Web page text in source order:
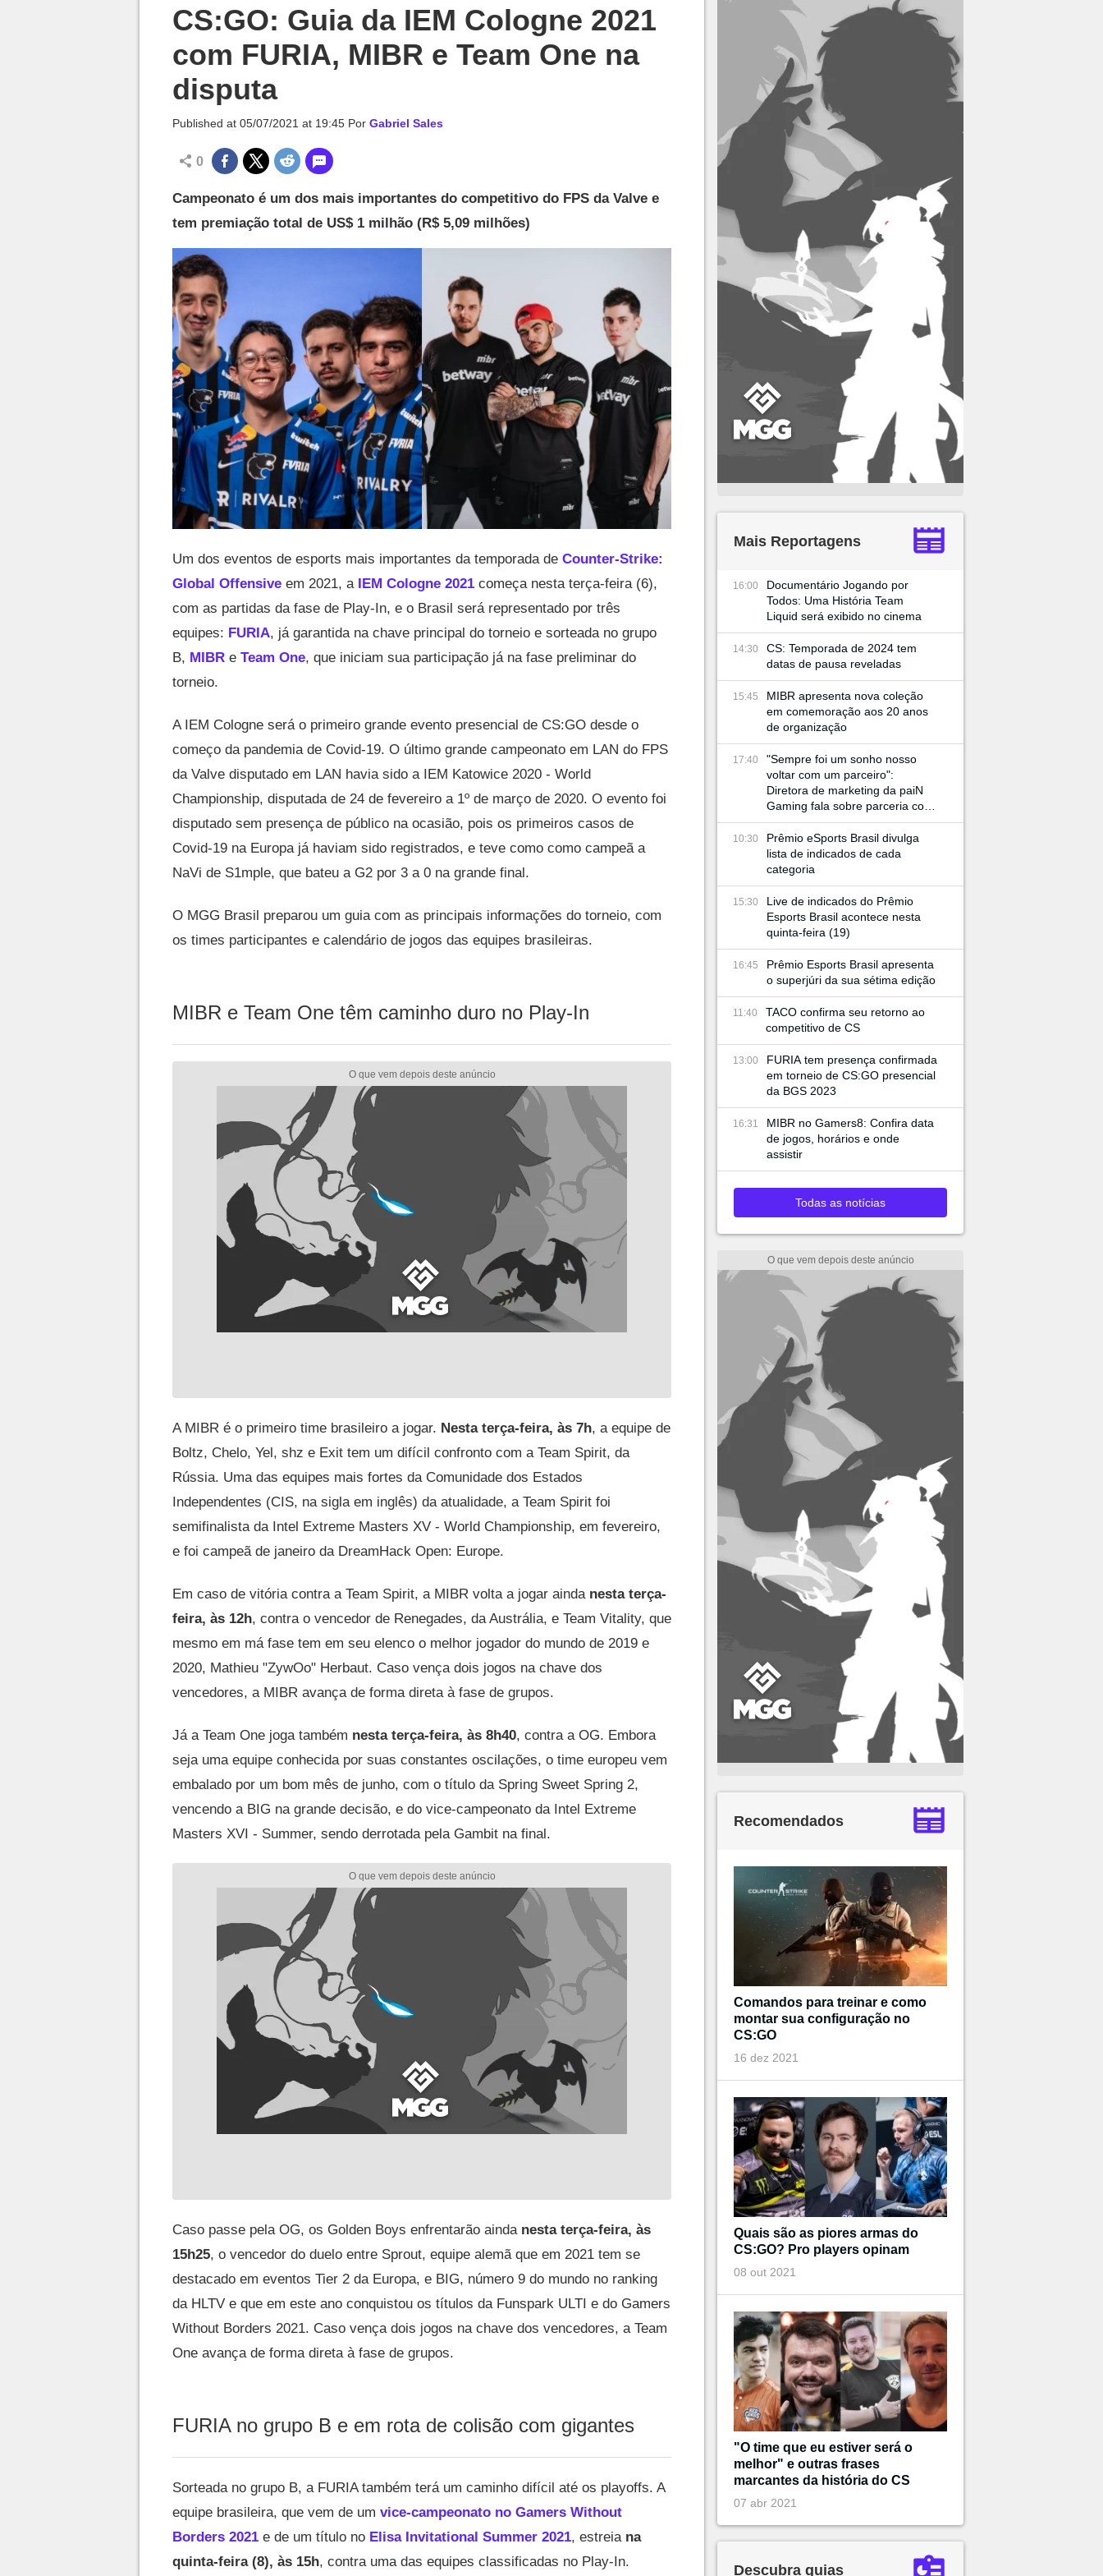
CS:GO: Guia da IEM Cologne 2021
com FURIA, MIBR e Team One na
disputa
Published at 05/07/2021 at 19:45 Por Gabriel Sales
0
Campeonato é um dos mais importantes do competitivo do FPS da Valve e
tem premiação total de US$ 1 milhão (R$ 5,09 milhões)
Um dos eventos de esports mais importantes da temporada de Counter-Strike:
Global Offensive em 2021, a IEM Cologne 2021 começa nesta terça-feira (6),
com as partidas da fase de Play-In, e o Brasil será representado por três
equipes: FURIA, já garantida na chave principal do torneio e sorteada no grupo
B, MIBR e Team One, que iniciam sua participação já na fase preliminar do
torneio.
A IEM Cologne será o primeiro grande evento presencial de CS:GO desde o
começo da pandemia de Covid-19. O último grande campeonato em LAN do FPS
da Valve disputado em LAN havia sido a IEM Katowice 2020 - World
Championship, disputada de 24 de fevereiro a 1º de março de 2020. O evento foi
disputado sem presença de público na ocasião, pois os primeiros casos de
Covid-19 na Europa já haviam sido registrados, e teve como como campeã a
NaVi de S1mple, que bateu a G2 por 3 a 0 na grande final.
O MGG Brasil preparou um guia com as principais informações do torneio, com
os times participantes e calendário de jogos das equipes brasileiras.
MIBR e Team One têm caminho duro no Play-In
A MIBR é o primeiro time brasileiro a jogar. Nesta terça-feira, às 7h, a equipe de
Boltz, Chelo, Yel, shz e Exit tem um difícil confronto com a Team Spirit, da
Rússia. Uma das equipes mais fortes da Comunidade dos Estados
Independentes (CIS, na sigla em inglês) da atualidade, a Team Spirit foi
semifinalista da Intel Extreme Masters XV - World Championship, em fevereiro,
e foi campeã de janeiro da DreamHack Open: Europe.
Em caso de vitória contra a Team Spirit, a MIBR volta a jogar ainda nesta terça-
feira, às 12h, contra o vencedor de Renegades, da Austrália, e Team Vitality, que
mesmo em má fase tem em seu elenco o melhor jogador do mundo de 2019 e
2020, Mathieu "ZywOo" Herbaut. Caso vença dois jogos na chave dos
vencedores, a MIBR avança de forma direta à fase de grupos.
Já a Team One joga também nesta terça-feira, às 8h40, contra a OG. Embora
seja uma equipe conhecida por suas constantes oscilações, o time europeu vem
embalado por um bom mês de junho, com o título da Spring Sweet Spring 2,
vencendo a BIG na grande decisão, e do vice-campeonato da Intel Extreme
Masters XVI - Summer, sendo derrotada pela Gambit na final.
Caso passe pela OG, os Golden Boys enfrentarão ainda nesta terça-feira, às
15h25, o vencedor do duelo entre Sprout, equipe alemã que em 2021 tem se
destacado em eventos Tier 2 da Europa, e BIG, número 9 do mundo no ranking
da HLTV e que em este ano conquistou os títulos da Funspark ULTI e do Gamers
Without Borders 2021. Caso vença dois jogos na chave dos vencedores, a Team
One avança de forma direta à fase de grupos.
FURIA no grupo B e em rota de colisão com gigantes
Sorteada no grupo B, a FURIA também terá um caminho difícil até os playoffs. A
equipe brasileira, que vem de um vice-campeonato no Gamers Without
Borders 2021 e de um título no Elisa Invitational Summer 2021, estreia na
quinta-feira (8), às 15h, contra uma das equipes classificadas no Play-In.
Mais Reportagens
16:00
Documentário Jogando por
Todos: Uma História Team
Liquid será exibido no cinema
14:30
CS: Temporada de 2024 tem
datas de pausa reveladas
15:45
MIBR apresenta nova coleção
em comemoração aos 20 anos
de organização
17:40
"Sempre foi um sonho nosso
voltar com um parceiro":
Diretora de marketing da paiN
Gaming fala sobre parceria com
JBL e retorno à BGS
10:30
Prêmio eSports Brasil divulga
lista de indicados de cada
categoria
15:30
Live de indicados do Prêmio
Esports Brasil acontece nesta
quinta-feira (19)
16:45
Prêmio Esports Brasil apresenta
o superjúri da sua sétima edição
11:40
TACO confirma seu retorno ao
competitivo de CS
13:00
FURIA tem presença confirmada
em torneio de CS:GO presencial
da BGS 2023
16:31
MIBR no Gamers8: Confira data
de jogos, horários e onde
assistir
Todas as notícias
Recomendados
Comandos para treinar e como
montar sua configuração no
CS:GO
16 dez 2021
Quais são as piores armas do
CS:GO? Pro players opinam
08 out 2021
"O time que eu estiver será o
melhor" e outras frases
marcantes da história do CS
07 abr 2021
Descubra guias